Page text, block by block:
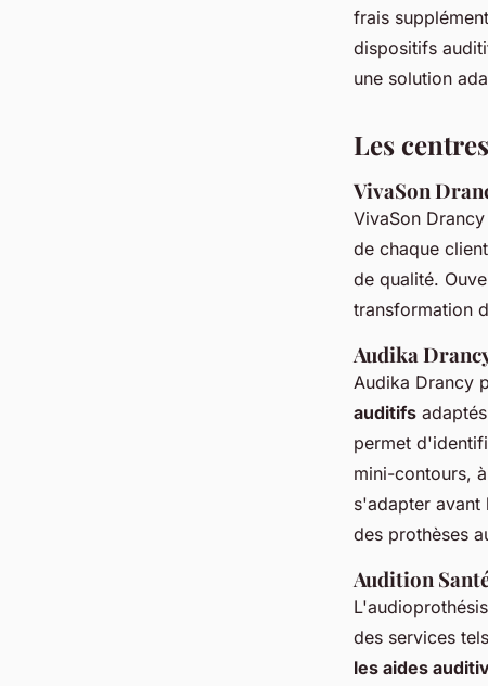
frais
dispositifs
une solution
Les
VivaSon
VivaSon
de chaque
de qualité.
transformation
Audika
Audika Drancy
auditifs
permet
mini-contours,
s'adapter avant
des prothèses
Audition
des services
les aides